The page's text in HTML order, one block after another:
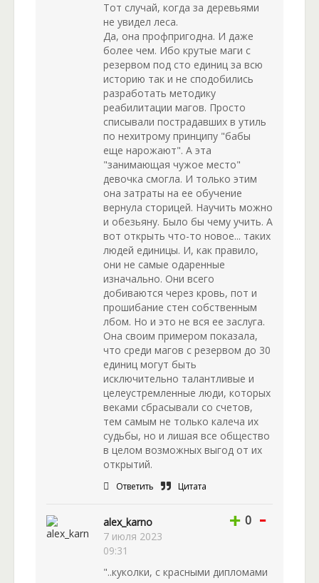
Тот случай, когда за деревьями
не увидел леса.
Да, она профпригодна. И даже
более чем. Ибо крутые маги с
резервом под сто единиц за всю
историю так и не сподобились
разработать методику
реабилитации магов. Просто
списывали пострадавших в утиль
по нехитрому принципу "бабы
еще нарожают". А эта
"занимающая чужое место"
девочка смогла. И только этим
она затраты на ее обучение
вернула сторицей. Научить можно
и обезьяну. Было бы чему учить. А
вот открыть что-то новое... таких
людей единицы. И, как правило,
они не самые одаренные
изначально. Они всего
добиваются через кровь, пот и
прошибание стен собственным
лбом. Но и это не вся ее заслуга.
Она своим примером показала,
что среди магов с резервом до 30
единиц могут быть
исключительно талантливые и
целеустремленные люди, которых
веками сбрасывали со счетов,
тем самым не только калеча их
судьбы, но и лишая все общество
в целом возможных выгод от их
открытий.
Ответить Цитата
alex_karno
7 июля 2023
09:31
+ 0 -
"..куколки, с красными дипломами